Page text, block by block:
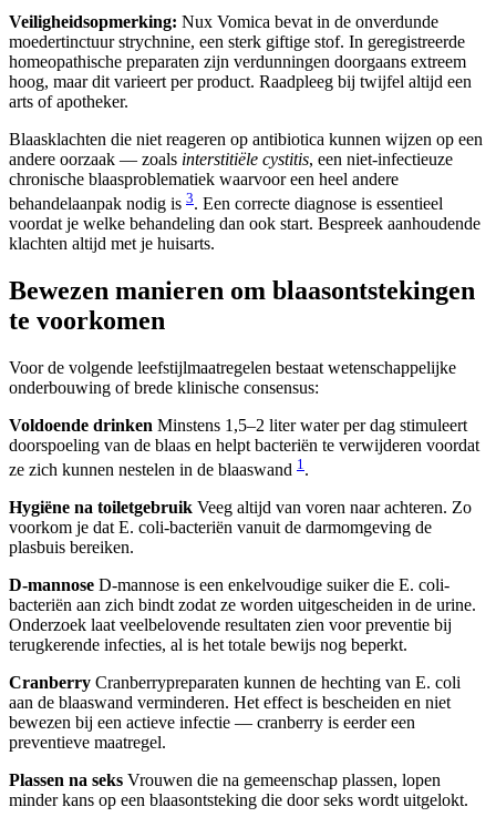
Veiligheidsopmerking: Nux Vomica bevat in de onverdunde
moedertinctuur strychnine, een sterk giftige stof. In geregistreerde
homeopathische preparaten zijn verdunningen doorgaans extreem
hoog, maar dit varieert per product. Raadpleeg bij twijfel altijd een
arts of apotheker.
Blaasklachten die niet reageren op antibiotica kunnen wijzen op een
andere oorzaak — zoals interstitiële cystitis, een niet-infectieuze
chronische blaasproblematiek waarvoor een heel andere
behandelaanpak nodig is 3. Een correcte diagnose is essentieel
voordat je welke behandeling dan ook start. Bespreek aanhoudende
klachten altijd met je huisarts.
Bewezen manieren om blaasontstekingen
te voorkomen
Voor de volgende leefstijlmaatregelen bestaat wetenschappelijke
onderbouwing of brede klinische consensus:
Voldoende drinken Minstens 1,5–2 liter water per dag stimuleert
doorspoeling van de blaas en helpt bacteriën te verwijderen voordat
ze zich kunnen nestelen in de blaaswand 1 .
Hygiëne na toiletgebruik Veeg altijd van voren naar achteren. Zo
voorkom je dat E. coli-bacteriën vanuit de darmomgeving de
plasbuis bereiken.
D-mannose D-mannose is een enkelvoudige suiker die E. coli-
bacteriën aan zich bindt zodat ze worden uitgescheiden in de urine.
Onderzoek laat veelbelovende resultaten zien voor preventie bij
terugkerende infecties, al is het totale bewijs nog beperkt.
Cranberry Cranberrypreparaten kunnen de hechting van E. coli
aan de blaaswand verminderen. Het effect is bescheiden en niet
bewezen bij een actieve infectie — cranberry is eerder een
preventieve maatregel.
Plassen na seks Vrouwen die na gemeenschap plassen, lopen
minder kans op een blaasontsteking die door seks wordt uitgelokt.